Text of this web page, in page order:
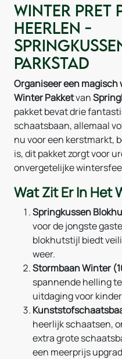
Winter Pret
Heerlen -
Parkstad
Organiseer een
Winter Pakketvan
pakket bevat drie
schaatsbaan, allemaal
nu voor een kerstmarkt,
is, dit pakket zorgt voor
onvergetelijke
Wat Zit Er In Het
Springkussen
voor de jongste
blokhutstijl biedt
weer.
Stormbaan Winter
spannende helling
uitdaging voor
heerlijk schaatsen,
extra grote
een meerprijs